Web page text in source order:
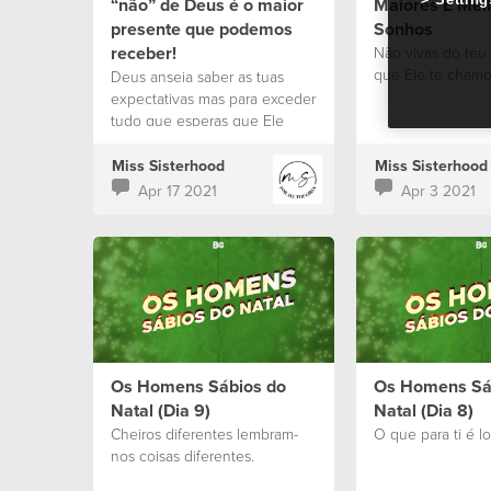
presente que podemos
receber!
Deus anseia saber as tuas
expectativas mas para exceder
tudo que esperas que Ele
vida.
Miss Sisterhood
Apr 17 2021
Sonhos
Não vivas do teu
que Ele te
Miss Sisterhood
Apr 3 2021
Os Homens Sábios do
Natal (Dia 9)
Cheiros diferentes lembram-
nos coisas diferentes.
Os Homens
Natal (Dia 8)
O que para ti é